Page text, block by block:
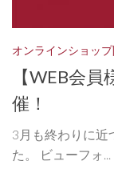
オンラインショッ
【WEB会
催！
3月も終わりに近
た。 ビューフォ...